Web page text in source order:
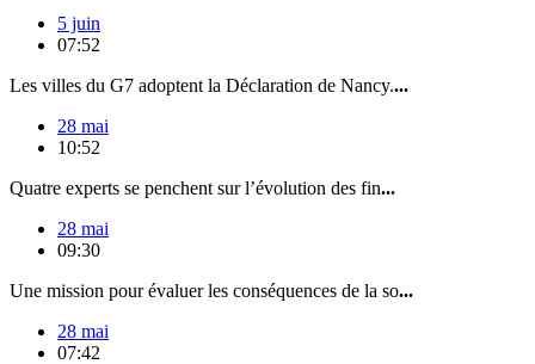
5 juin
07:52
Les villes du G7 adoptent la Déclaration de Nancy....
28 mai
10:52
Quatre experts se penchent sur l’évolution des fin...
28 mai
09:30
Une mission pour évaluer les conséquences de la so...
28 mai
07:42